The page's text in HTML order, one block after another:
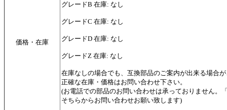
価格・在庫
グレードB 在庫: なし
グレードC 在庫: なし
グレードD 在庫: なし
グレードZ 在庫: なし
在庫なしの場合でも、互換部品のご案内が出来る場合
正確な在庫・価格はお問い合わせ下さい。
(お電話での部品のお問い合わせは承っておりません。
そちらからお問い合わせお願い致します)